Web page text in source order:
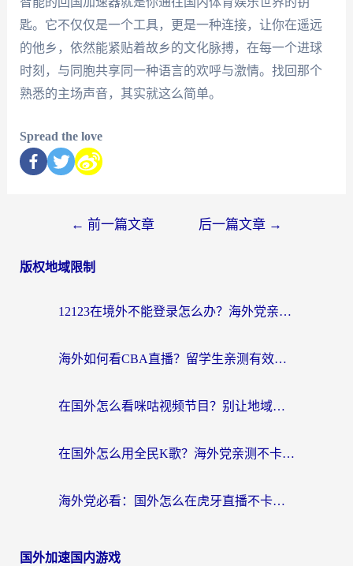
匙。它不仅仅是一个工具，更是一种连接，让你在遥远
的他乡，依然能紧贴着故乡的文化脉搏，在每一个进球
时刻，与同胞共享同一种语言的欢呼与激情。找回那个
熟悉的主场声音，其实就这么简单。
Spread the love
← 前一篇文章 后一篇文章 →
版权地域限制
12123在境外不能登录怎么办？海外党亲测有效的回国加速方案
海外如何看CBA直播？留学生亲测有效的体育赛事观看指南
在国外怎么看咪咕视频节目？别让地域限制挡住你的追剧自由
在国外怎么用全民K歌？海外党亲测不卡顿的回国加速秘籍
海外党必看：国外怎么在虎牙直播不卡顿？附腾讯视频网易云音乐解决方案
国外加速国内游戏